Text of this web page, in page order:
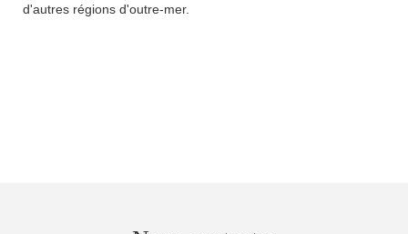
d'autres régions d'outre-mer.